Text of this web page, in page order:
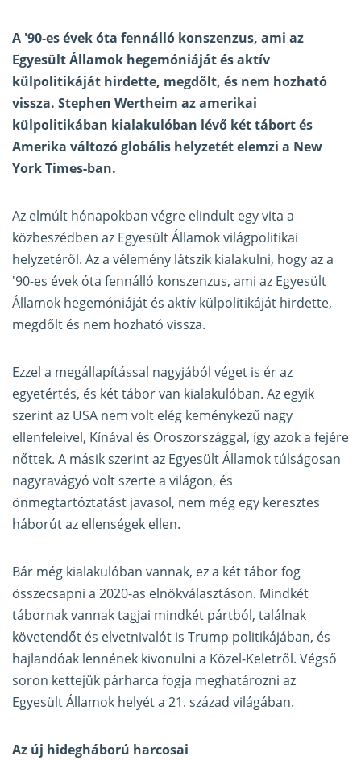
A '90-es évek óta fennálló konszenzus, ami az
Egyesült Államok hegemóniáját és aktív
külpolitikáját hirdette, megdőlt, és nem hozható
vissza. Stephen Wertheim az amerikai
külpolitikában kialakulóban lévő két tábort és
Amerika változó globális helyzetét elemzi a New
York Times-ban.
Az elmúlt hónapokban végre elindult egy vita a
közbeszédben az Egyesült Államok világpolitikai
helyzetéről. Az a vélemény látszik kialakulni, hogy az a
'90-es évek óta fennálló konszenzus, ami az Egyesült
Államok hegemóniáját és aktív külpolitikáját hirdette,
megdőlt és nem hozható vissza.
Ezzel a megállapítással nagyjából véget is ér az
egyetértés, és két tábor van kialakulóban. Az egyik
szerint az USA nem volt elég keménykezű nagy
ellenfeleivel, Kínával és Oroszországgal, így azok a fejére
nőttek. A másik szerint az Egyesült Államok túlságosan
nagyravágyó volt szerte a világon, és
önmegtartóztatást javasol, nem még egy keresztes
háborút az ellenségek ellen.
Bár még kialakulóban vannak, ez a két tábor fog
összecsapni a 2020-as elnökválasztáson. Mindkét
tábornak vannak tagjai mindkét pártból, találnak
követendőt és elvetnivalót is Trump politikájában, és
hajlandóak lennének kivonulni a Közel-Keletről. Végső
soron kettejük párharca fogja meghatározni az
Egyesült Államok helyét a 21. század világában.
Az új hidegháború harcosai